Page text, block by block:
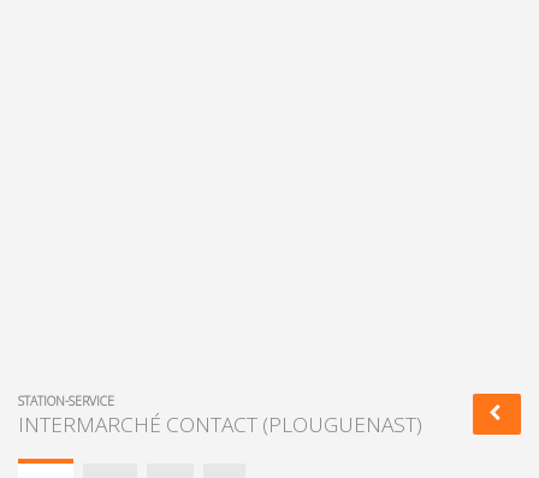
STATION-SERVICE
INTERMARCHÉ CONTACT (PLOUGUENAST)